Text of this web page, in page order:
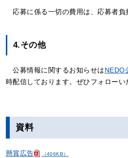
応募に係る一切の費用は、応募者負
4.その他
公募情報に関するお知らせはNEDO
時配信しております。ぜひフォローい
資料
懸賞広告 （406KB）